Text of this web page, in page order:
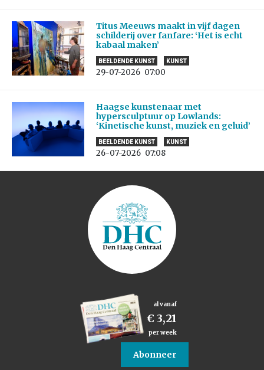
Titus Meeuws maakt in vijf dagen
schilderij over fanfare: ‘Het is echt
kabaal maken’
BEELDENDE KUNST KUNST
29-07-2026 07:00
Haagse kunstenaar met
hypersculptuur op Lowlands:
‘Kinetische kunst, muziek en geluid’
BEELDENDE KUNST KUNST
26-07-2026 07:08
al vanaf
€ 3,21
per week
Abonneer